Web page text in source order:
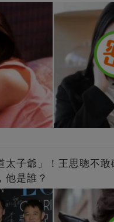
女當久了」？
太子爺」！王思聰不敢
他是誰？